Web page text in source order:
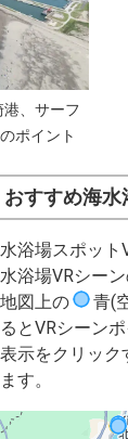
港、サーフ
ポイント
すすめ海水
浴場スポッ
浴場VRシー
図上の
青(
とVRシーン
示をクリッ
す。